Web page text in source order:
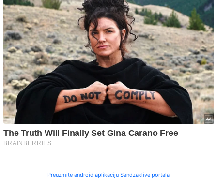
Preuzmite android aplikaciju Sandzaklive portala